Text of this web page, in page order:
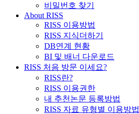
비밀번호 찾기
About RISS
RISS 이용방법
RISS 지식더하기
DB연계 현황
BI 및 배너 다운로드
RISS 처음 방문 이세요?
RISS란?
RISS 이용권한
내 추천논문 등록방법
RISS 자료 유형별 이용방법